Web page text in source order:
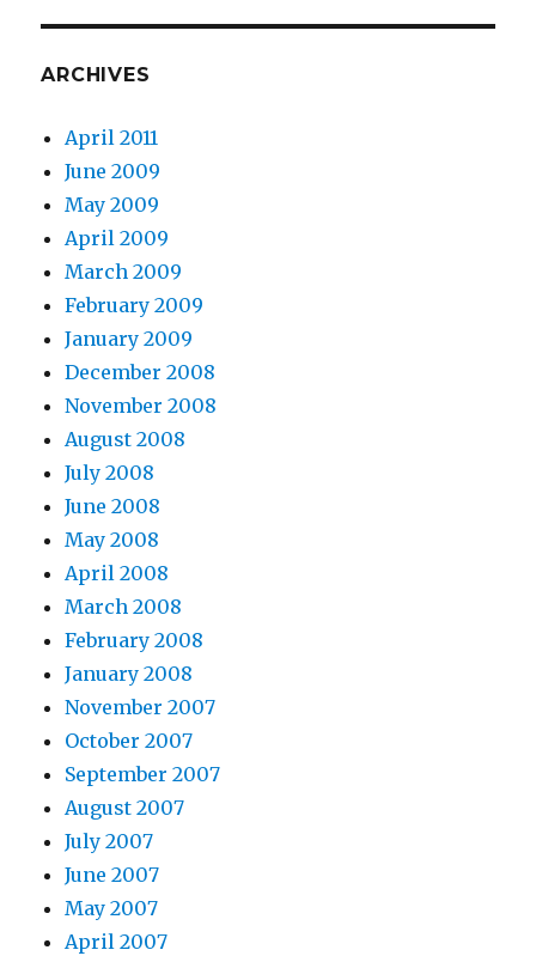
ARCHIVES
April 2011
June 2009
May 2009
April 2009
March 2009
February 2009
January 2009
December 2008
November 2008
August 2008
July 2008
June 2008
May 2008
April 2008
March 2008
February 2008
January 2008
November 2007
October 2007
September 2007
August 2007
July 2007
June 2007
May 2007
April 2007